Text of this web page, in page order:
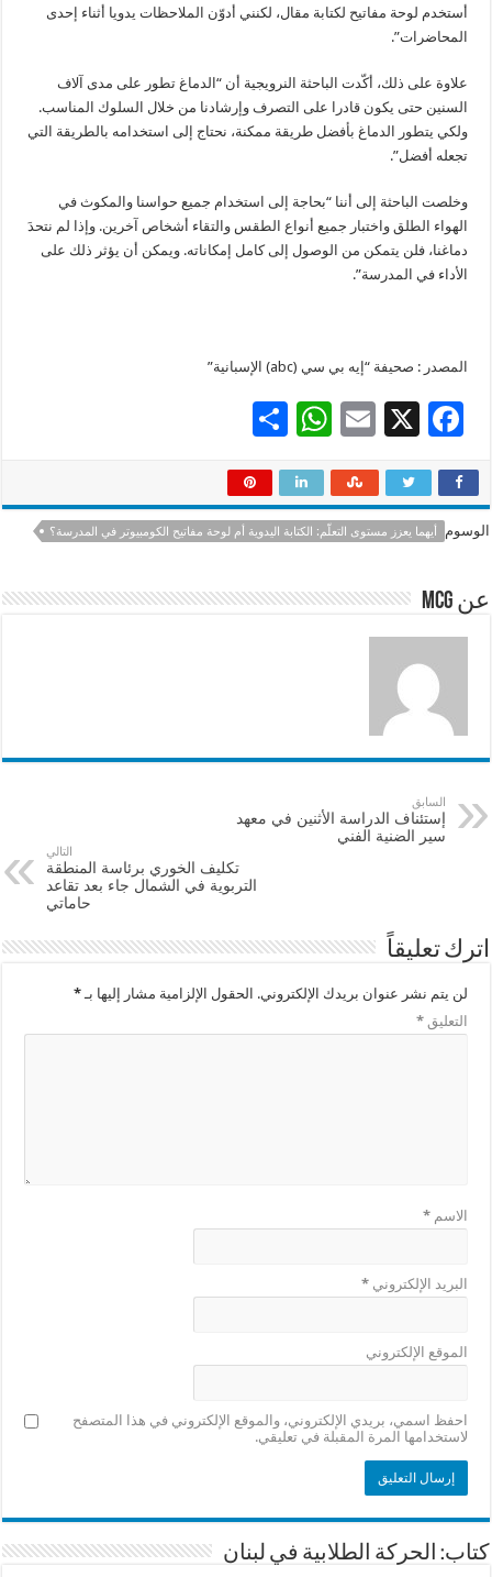
أستخدم لوحة مفاتيح لكتابة مقال، لكنني أدوّن الملاحظات يدويا أثناء إحدى
المحاضرات”.
علاوة على ذلك، أكّدت الباحثة النرويجية أن “الدماغ تطور على مدى آلاف
السنين حتى يكون قادرا على التصرف وإرشادنا من خلال السلوك المناسب.
ولكي يتطور الدماغ بأفضل طريقة ممكنة، نحتاج إلى استخدامه بالطريقة التي
تجعله أفضل”.
وخلصت الباحثة إلى أننا “بحاجة إلى استخدام جميع حواسنا والمكوث في
الهواء الطلق واختبار جميع أنواع الطقس والتقاء أشخاص آخرين. وإذا لم نتحدَ
دماغنا، فلن يتمكن من الوصول إلى كامل إمكاناته. ويمكن أن يؤثر ذلك على
الأداء في المدرسة”.
المصدر : صحيفة “إيه بي سي (abc) الإسبانية”
F
e
b
o
k
X
E
ai
l
W
at
sA
p
ar
e
الوسوم أيهما يعزز مستوى التعلّم: الكتابة اليدوية أم لوحة مفاتيح الكومبيوتر في المدرسة؟
عن mcg
السابق
إستئناف الدراسة الأثنين في معهد
سير الضنية الفني
التالي
تكليف الخوري برئاسة المنطقة
التربوية في الشمال جاء بعد تقاعد
حاماتي
اترك تعليقاً
لن يتم نشر عنوان بريدك الإلكتروني. الحقول الإلزامية مشار إليها بـ*
التعليق*
الاسم*
البريد الإلكتروني*
الموقع الإلكتروني
احفظ اسمي، بريدي الإلكتروني، والموقع الإلكتروني في هذا المتصفح
لاستخدامها المرة المقبلة في تعليقي.
كتاب: الحركة الطلابية في لبنان